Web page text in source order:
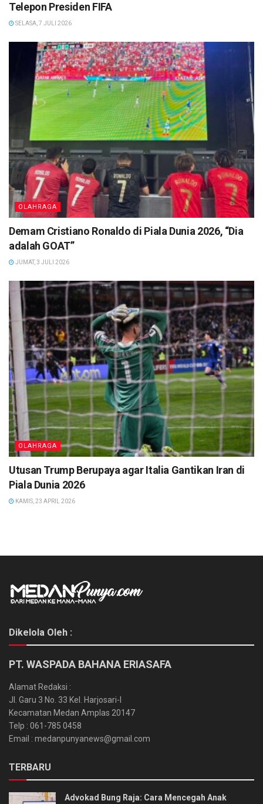
Telepon Presiden FIFA
SELASA, 7 JULI 2026
OLAHRAGA
Demam Cristiano Ronaldo di Piala Dunia 2026, “Dia
adalah GOAT”
JUMAT, 3 JULI 2026
OLAHRAGA
Utusan Trump Berupaya agar Italia Gantikan Iran di
Piala Dunia 2026
KAMIS, 23 APRIL 2026
Dikelola Oleh :
PT. WASPADA BAHANA ERIASAFA
Alamat Redaksi :
Jl. Garu 3 No. 33 Kel. Harjosari-I
Kecamatan Medan Amplas 20147
Telp : 061-785 0458
Email : medanpunyanews@gmail.com
TERBARU
Advokad Bung Raja: Cara Mencegah Anak